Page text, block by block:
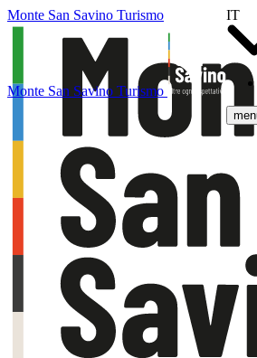
Monte San Savino Turismo
IT
Monte San Savino Turismo